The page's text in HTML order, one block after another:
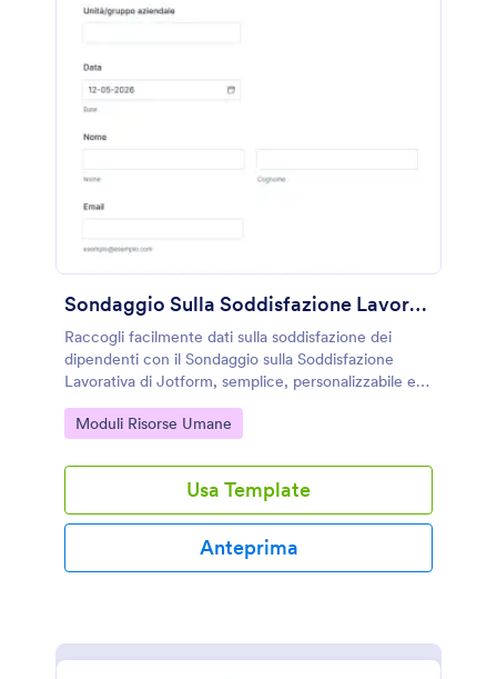
Sondaggio Sulla Soddisfazione Lavorativa
Raccogli facilmente dati sulla soddisfazione dei
dipendenti con il Sondaggio sulla Soddisfazione
Lavorativa di Jotform, semplice, personalizzabile e
mobile-friendly.
Go to Category:
Moduli Risorse Umane
Usa Template
Anteprima